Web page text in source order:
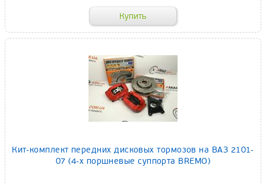
Кит-комплект передних дисковых тормозов на ВАЗ 2101-
07 (4-х поршневые суппорта BREMO)